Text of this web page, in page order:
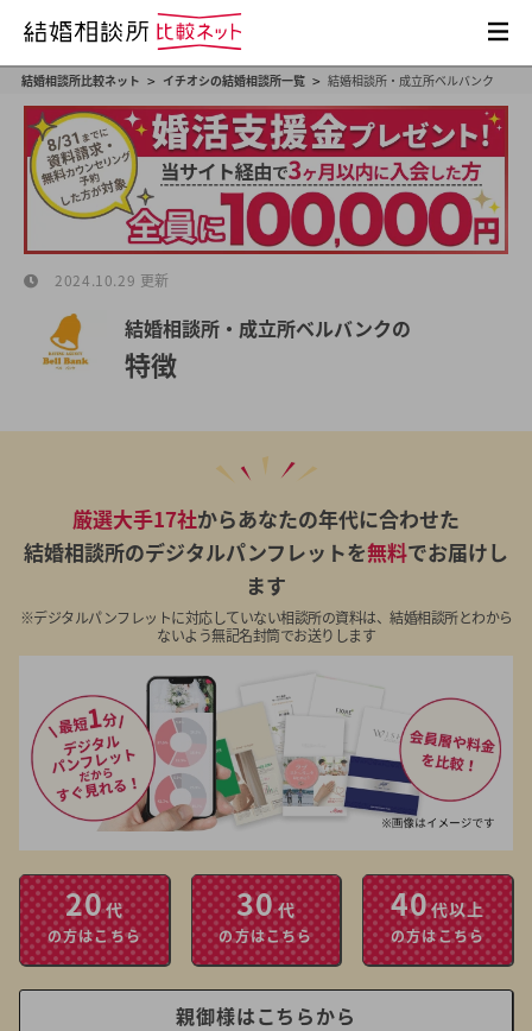
結婚相談所比較ネット > イチオシの結婚相談所一覧 > 結婚相談所・成立所ベルバンク
2024.10.29 更新
結婚相談所・成立所ベルバンクの
特徴
厳選大手17社からあなたの年代に合わせた
結婚相談所のデジタルパンフレットを無料でお届けし
ます
※デジタルパンフレットに対応していない相談所の資料は、結婚相談所とわから
ないよう無記名封筒でお送りします
20代
の方はこちら
30代
の方はこちら
40代以上
の方はこちら
親御様はこちらから